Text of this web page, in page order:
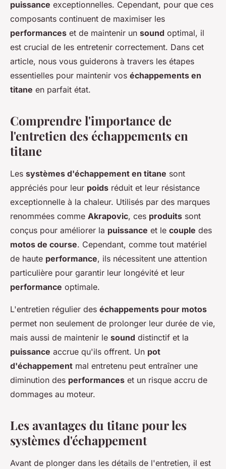
puissance exceptionnelles. Cependant, pour que ces
composants continuent de maximiser les
performances et de maintenir un sound optimal, il
est crucial de les entretenir correctement. Dans cet
article, nous vous guiderons à travers les étapes
essentielles pour maintenir vos échappements en
titane en parfait état.
Comprendre l'importance de
l'entretien des échappements en
titane
Les systèmes d'échappement en titane sont
appréciés pour leur poids réduit et leur résistance
exceptionnelle à la chaleur. Utilisés par des marques
renommées comme Akrapovic, ces produits sont
conçus pour améliorer la puissance et le couple des
motos de course. Cependant, comme tout matériel
de haute performance, ils nécessitent une attention
particulière pour garantir leur longévité et leur
performance optimale.
L'entretien régulier des échappements pour motos
permet non seulement de prolonger leur durée de vie,
mais aussi de maintenir le sound distinctif et la
puissance accrue qu'ils offrent. Un pot
d'échappement mal entretenu peut entraîner une
diminution des performances et un risque accru de
dommages au moteur.
Les avantages du titane pour les
systèmes d'échappement
Avant de plonger dans les détails de l'entretien, il est